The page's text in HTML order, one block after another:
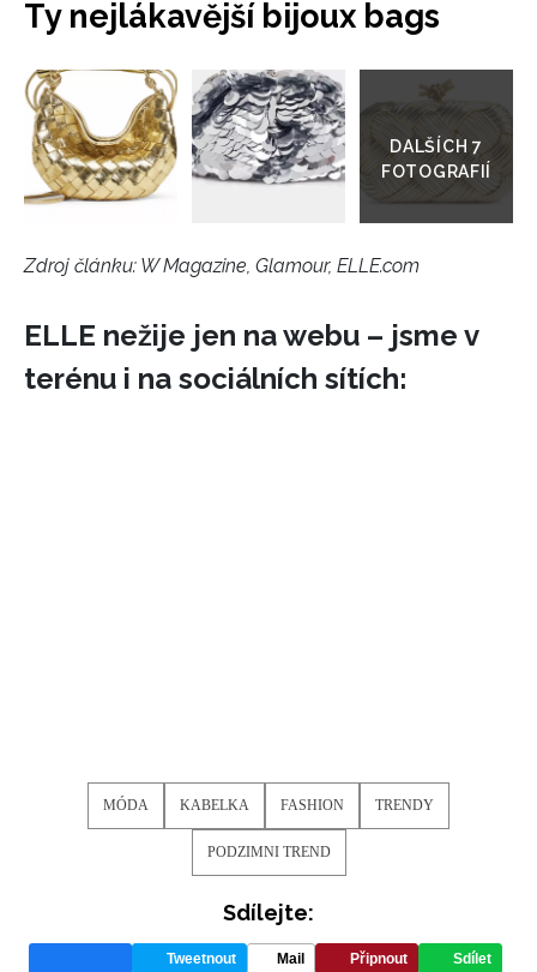
INFORMACE
REDAKCE
Ty nejlákavější bijoux bags
Přejít
do
galerie
Zdroj článku: W Magazine, Glamour, ELLE.com
ELLE nežije jen na webu – jsme v
terénu i na sociálních sítích:
MÓDA KABELKA FASHION TRENDY
PODZIMNI TREND
Sdílejte:
Tweetnout Mail Připnout Sdílet